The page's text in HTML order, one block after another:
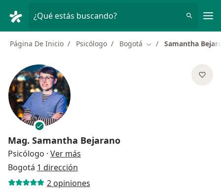
¿Qué estás buscando?
Página De Inicio Psicólogo Bogotá Cambiar de ciudad
Samantha
Mag. Samantha Bejarano
Psicólogo · Ver más
Bogotá 1 dirección
2 opiniones